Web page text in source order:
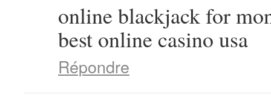
online blackjack for
best online casino usa
Répondre